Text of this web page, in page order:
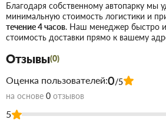
Назначение:Наружная
Габариты:110 мм (диаметр) х
долговечность
Цвет: Зеленый
Сфера применения:Организация
домов, прокладка ливневых и
Благодаря собственному автопарку мы
минимальную стоимость логистики и
течение 4 часов. Наш менеджер быстро и
стоимость доставки прямо к вашему
Отзывы(0)
Оценка пользователей:0/5
на основе 0 отзывов
5